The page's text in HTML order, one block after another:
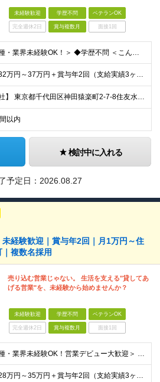
未経験歓迎 学歴不問 ベテランOK
完全週休2日 賞与複数月 面接1回
＜職種・業界未経験OK！＞ ◆学歴不問 ＜こんな方は、ぜひご応募ください！＞ □社会に影響を与えるスケールの大きな仕事に挑戦したい □人と話しながら、物事を前に進めることが好き □専門知識を身につけ
月給32万円～37万円＋賞与年2回（支給実績3ヶ月分） ※経験・年齢・能力を考慮の上、当社規定により決定します。 ※上記月給には固定残業代(45時間分／70,234円～)
【本社】 東京都千代田区神田猿楽町2-7-8住友水道橋ビル3F ※当面の間、転勤はありません ※変更の範囲：上記を除く当社関連勤務地
以内
検討中に入れる
予定日： 2026.08.27
経験歓迎｜賞与年2回｜月1万円～住
複数名採用
売り込む営業じゃない。 生活を支える"貸してあ
げる営業"を、未経験から始めませんか？
未経験歓迎 学歴不問 ベテランOK
完全週休2日 賞与複数月 面接1回
＜職種・業界未経験OK！営業デビュー大歓迎＞ ◆要普通自動車免許（AT限定可） ◆学歴不問 ＼当てはまる方、ぜひご応募ください！／ □人と話すことや、人の役に立つことが好き □未経験から営業として成
月給28万円～35万円＋賞与年2回（支給実績3ヶ月分） ※経験・年齢・能力を考慮の上、当社規定により決定します。 ※上記月給には固定残業代(25時間分／47,314円～)